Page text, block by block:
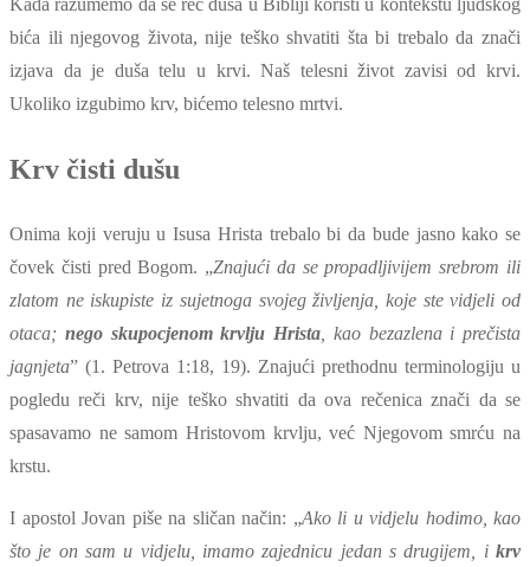
Kada razumemo da se reč duša u Bibliji koristi u kontekstu ljudskog
bića ili njegovog života, nije teško shvatiti šta bi trebalo da znači
izjava da je duša telu u krvi. Naš telesni život zavisi od krvi.
Ukoliko izgubimo krv, bićemo telesno mrtvi.
Krv čisti dušu
Onima koji veruju u Isusa Hrista trebalo bi da bude jasno kako se
čovek čisti pred Bogom. „Znajući da se propadljivijem srebrom ili
zlatom ne iskupiste iz sujetnoga svojeg življenja, koje ste vidjeli od
otaca; nego skupocjenom krvlju Hrista , kao bezazlena i prečista
jagnjeta” (1. Petrova 1:18, 19). Znajući prethodnu terminologiju u
pogledu reči krv, nije teško shvatiti da ova rečenica znači da se
spasavamo ne samom Hristovom krvlju, već Njegovom smrću na
krstu.
I apostol Jovan piše na sličan način: „Ako li u vidjelu hodimo, kao
što je on sam u vidjelu, imamo zajednicu jedan s drugijem, i krv